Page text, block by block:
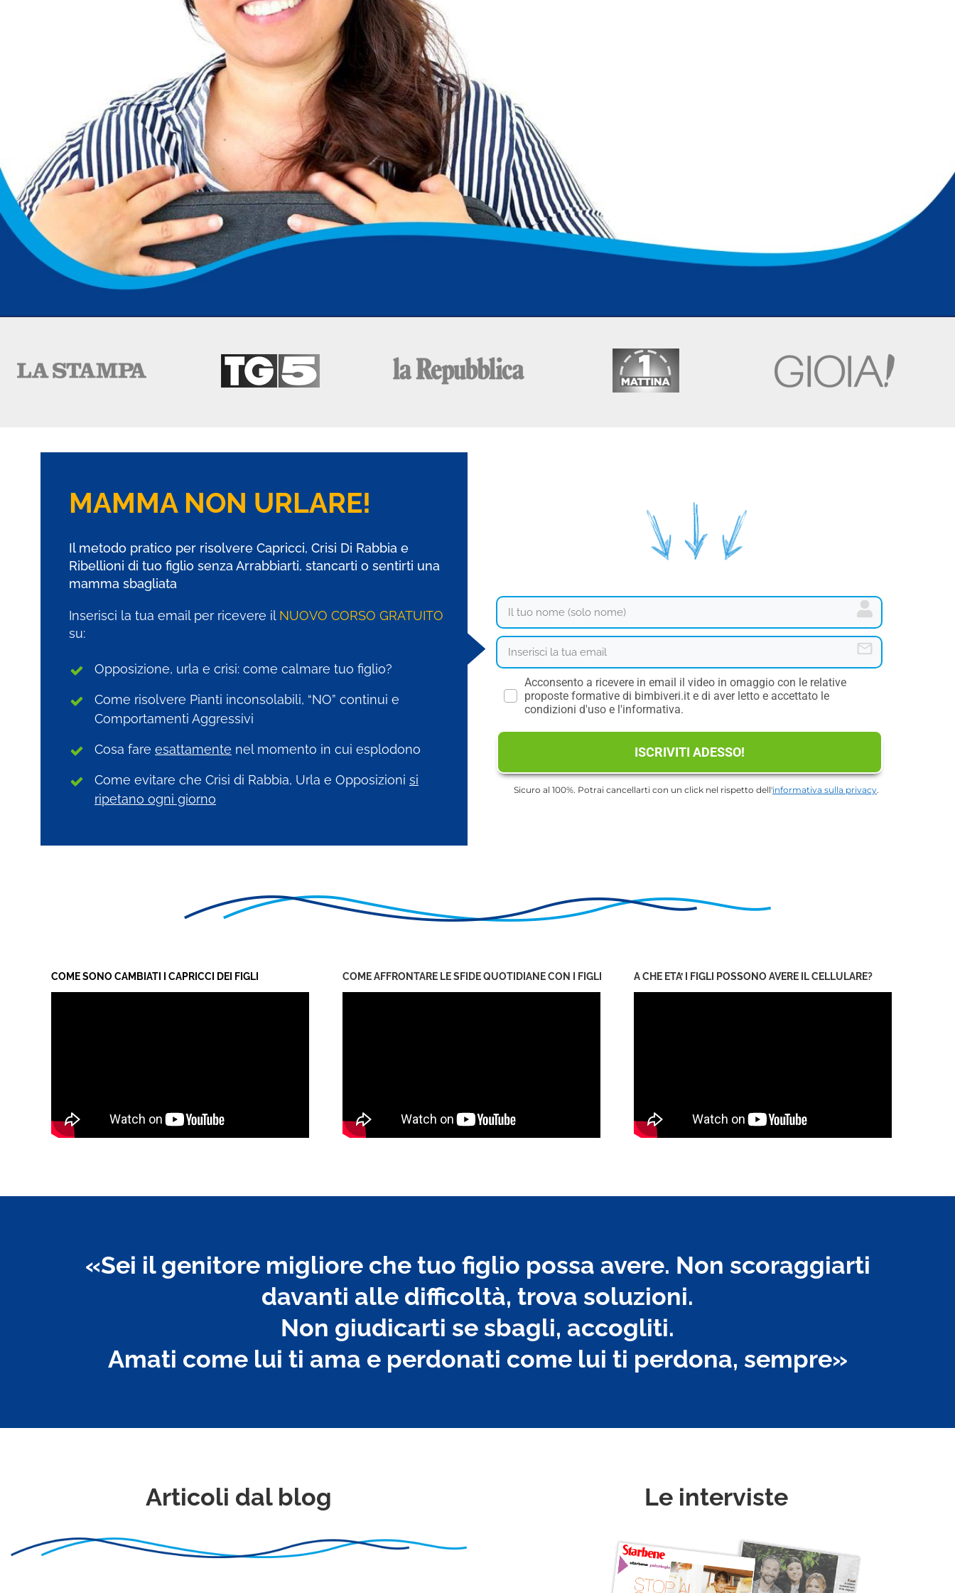
MAMMA NON URLARE!
Il metodo pratico per risolvere Capricci, Crisi Di Rabbia e
Ribellioni di tuo figlio senza Arrabbiarti, stancarti o sentirti una
mamma sbagliata
Inserisci la tua email per ricevere il NUOVO CORSO GRATUITO
su:
Opposizione, urla e crisi: come calmare tuo figlio?
Come risolvere Pianti inconsolabili, “NO” continui e
Comportamenti Aggressivi
Cosa fare esattamente nel momento in cui esplodono
Come evitare che Crisi di Rabbia, Urla e Opposizioni si
ripetano ogni giorno
Acconsento a ricevere in email il video in omaggio con le relative
proposte formative di bimbiveri.it e di aver letto e accettato le
condizioni d'uso e l'informativa.
ISCRIVITI ADESSO!
Sicuro al 100%. Potrai cancellarti con un click nel rispetto dell'informativa sulla privacy.
COME SONO CAMBIATI I CAPRICCI DEI FIGLI COME AFFRONTARE LE SFIDE QUOTIDIANE CON I FIGLI A CHE ETA’ I FIGLI POSSONO AVERE IL CELLULARE?
«Sei il genitore migliore che tuo figlio possa avere. Non scoraggiarti
davanti alle difficoltà, trova soluzioni.
Non giudicarti se sbagli, accogliti.
Amati come lui ti ama e perdonati come lui ti perdona, sempre»
Articoli dal blog Le interviste